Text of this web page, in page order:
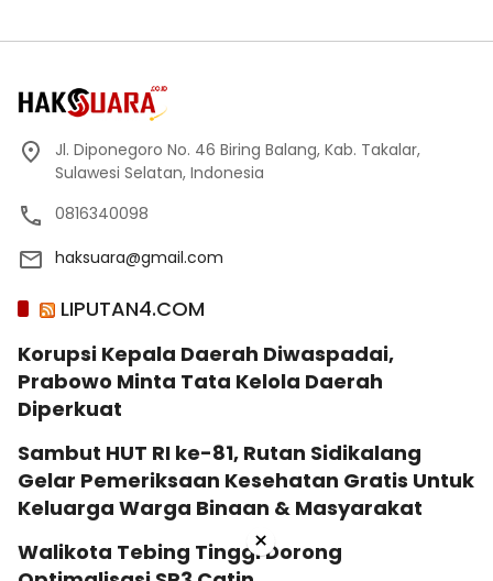
Jl. Diponegoro No. 46 Biring Balang, Kab. Takalar,
Sulawesi Selatan, Indonesia
0816340098
haksuara@gmail.com
LIPUTAN4.COM
Korupsi Kepala Daerah Diwaspadai,
Prabowo Minta Tata Kelola Daerah
Diperkuat
Sambut HUT RI ke-81, Rutan Sidikalang
Gelar Pemeriksaan Kesehatan Gratis Untuk
Keluarga Warga Binaan & Masyarakat
Walikota Tebing Tinggi Dorong
×